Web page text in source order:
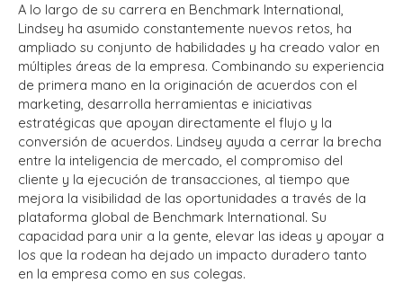
A lo largo de su carrera en Benchmark International,
Lindsey ha asumido constantemente nuevos retos, ha
ampliado su conjunto de habilidades y ha creado valor en
múltiples áreas de la empresa. Combinando su experiencia
de primera mano en la originación de acuerdos con el
marketing, desarrolla herramientas e iniciativas
estratégicas que apoyan directamente el flujo y la
conversión de acuerdos. Lindsey ayuda a cerrar la brecha
entre la inteligencia de mercado, el compromiso del
cliente y la ejecución de transacciones, al tiempo que
mejora la visibilidad de las oportunidades a través de la
plataforma global de Benchmark International. Su
capacidad para unir a la gente, elevar las ideas y apoyar a
los que la rodean ha dejado un impacto duradero tanto
en la empresa como en sus colegas.